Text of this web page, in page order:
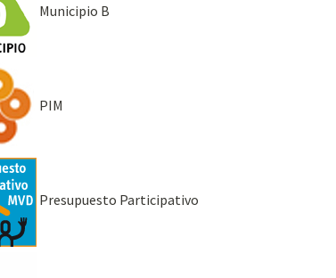
Municipio B
PIM
Presupuesto Participativo